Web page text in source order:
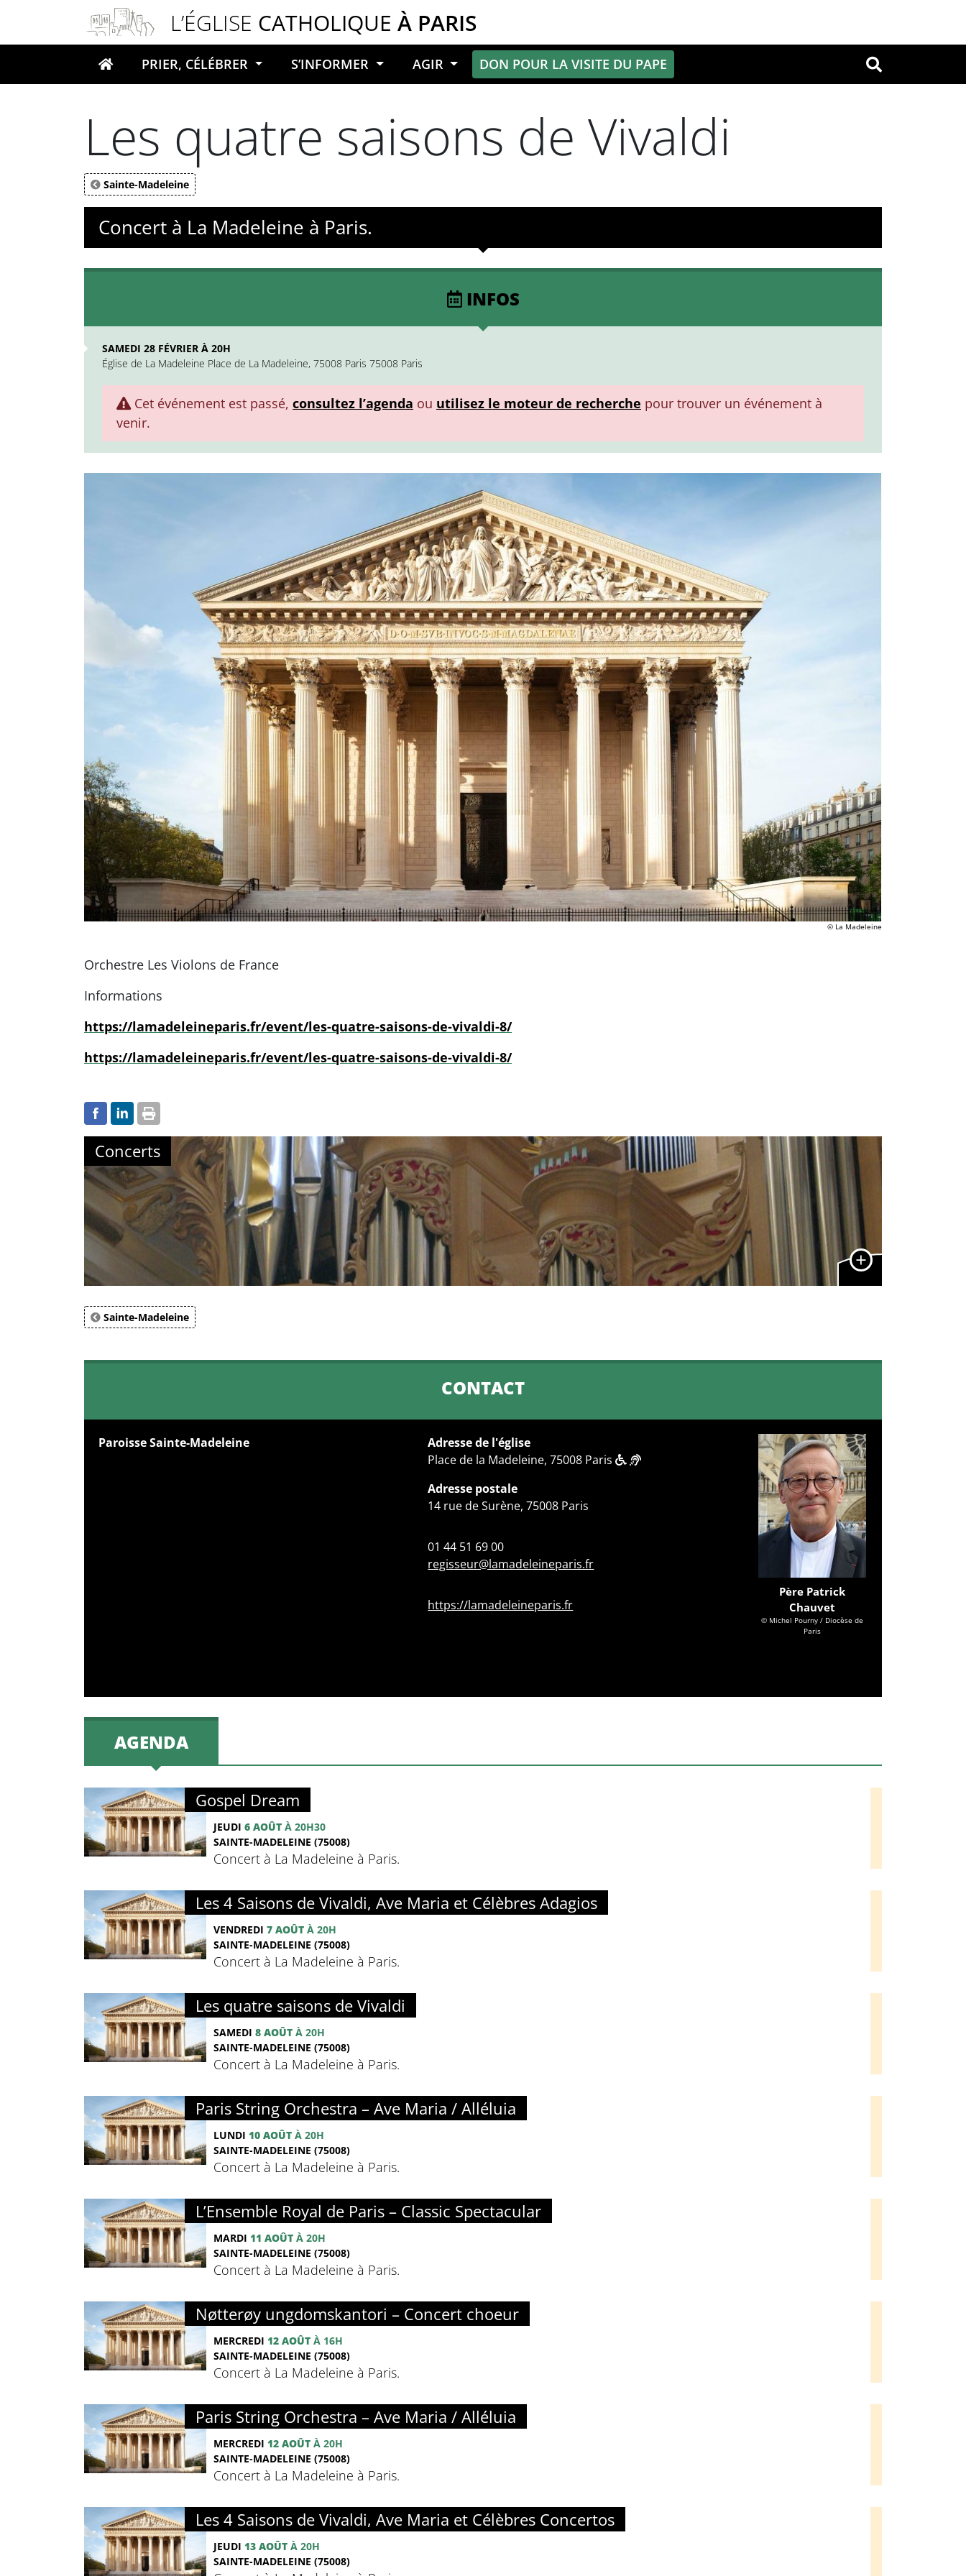
L’ÉGLISE CATHOLIQUE À PARIS
Votre recherche OK
PRIER, CÉLÉBRER S’INFORMER AGIR DON POUR LA VISITE DU PAPE
Les quatre saisons de Vivaldi
Sainte-Madeleine
Concert à La Madeleine à Paris.
INFOS
SAMEDI 28 FÉVRIER À 20H
Église de La Madeleine Place de La Madeleine, 75008 Paris 75008 Paris
Cet événement est passé, consultez l’agenda ou utilisez le moteur de recherche pour trouver un événement à
venir.
© La Madeleine
Orchestre Les Violons de France
Informations
https://lamadeleineparis.fr/event/les-quatre-saisons-de-vivaldi-8/
https://lamadeleineparis.fr/event/les-quatre-saisons-de-vivaldi-8/
Concerts
Sainte-Madeleine
CONTACT
Paroisse Sainte-Madeleine
Adresse de l'église
Place de la Madeleine, 75008 Paris
Adresse postale
14 rue de Surène, 75008 Paris
01 44 51 69 00
regisseur@lamadeleineparis.fr
https://lamadeleineparis.fr
Père Patrick
Chauvet
© Michel Pourny / Diocèse de
Paris
AGENDA
Gospel Dream
JEUDI 6 AOÛT À 20H30
SAINTE-MADELEINE (75008)
Concert à La Madeleine à Paris.
Les 4 Saisons de Vivaldi, Ave Maria et Célèbres Adagios
VENDREDI 7 AOÛT À 20H
SAINTE-MADELEINE (75008)
Concert à La Madeleine à Paris.
Les quatre saisons de Vivaldi
SAMEDI 8 AOÛT À 20H
SAINTE-MADELEINE (75008)
Concert à La Madeleine à Paris.
Paris String Orchestra – Ave Maria / Alléluia
LUNDI 10 AOÛT À 20H
SAINTE-MADELEINE (75008)
Concert à La Madeleine à Paris.
L’Ensemble Royal de Paris – Classic Spectacular
MARDI 11 AOÛT À 20H
SAINTE-MADELEINE (75008)
Concert à La Madeleine à Paris.
Nøtterøy ungdomskantori – Concert choeur
MERCREDI 12 AOÛT À 16H
SAINTE-MADELEINE (75008)
Concert à La Madeleine à Paris.
Paris String Orchestra – Ave Maria / Alléluia
MERCREDI 12 AOÛT À 20H
SAINTE-MADELEINE (75008)
Concert à La Madeleine à Paris.
Les 4 Saisons de Vivaldi, Ave Maria et Célèbres Concertos
JEUDI 13 AOÛT À 20H
SAINTE-MADELEINE (75008)
Panneau de gestion des cookies